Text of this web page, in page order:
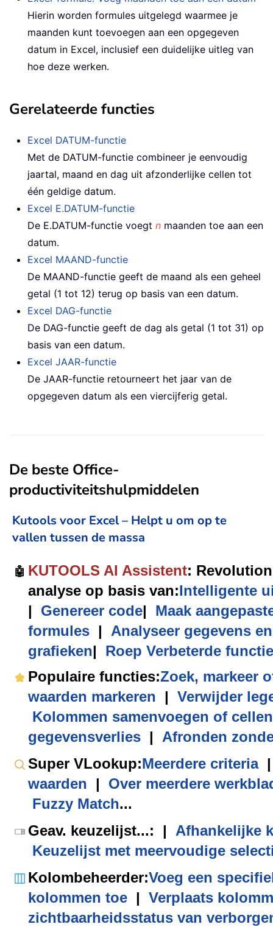
Hierin worden formules uitgelegd waarmee je
maanden kunt toevoegen aan een opgegeven
datum in Excel, inclusief een duidelijke uitleg van
hoe deze werken.
Gerelateerde functies
Excel DATUM-functie
Met de DATUM-functie combineer je eenvoudig
jaartal, maand en dag uit afzonderlijke cellen tot
één geldige datum.
Excel E.DATUM-functie
De E.DATUM-functie voegt n maanden toe aan een
datum.
Excel MAAND-functie
De MAAND-functie geeft de maand als een geheel
getal (1 tot 12) terug op basis van een datum.
Excel DAG-functie
De DAG-functie geeft de dag als getal (1 tot 31) op
basis van een datum.
Excel JAAR-functie
De JAAR-functie retourneert het jaar van de
opgegeven datum als een viercijferig getal.
De beste Office-
productiviteitshulpmiddelen
Kutools voor Excel – Helpt u om op te
vallen tussen de massa
🤖 KUTOOLS AI Assistent:
analyse op basis van:Intelligente
|
Genereer code|
Maak
formules |
Analyseer gegevens
grafieken|
Roep Verbeterde
Populaire functies:Zoek, markeer
waarden markeren | Verwijder
Kolommen samenvoegen of
gegevensverlies |
Afronden
Super VLookup:Meerdere criteria |
waarden |
Over meerdere
Fuzzy Match...
Geav. keuzelijst...: |
Afhankelijke
Keuzelijst met meervoudige
Kolombeheerder:Voeg een
kolommen toe | Verplaats
zichtbaarheidsstatus van